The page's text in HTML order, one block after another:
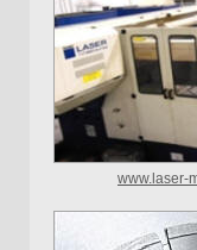
www.laser-